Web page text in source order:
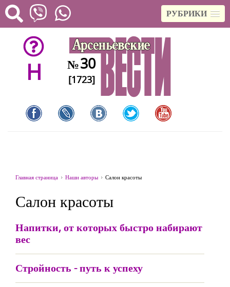
РУБРИКИ
H №30
[1723]
Главная страница Наши авторы Салон красоты
Салон красоты
Напитки, от которых быстро набирают
вес
Стройность - путь к успеху